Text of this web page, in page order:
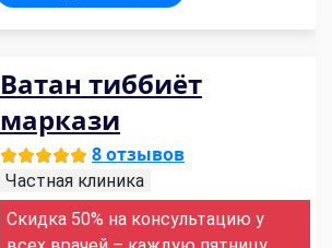
Ватан тиббиёт
маркази
8 отзывов
Частная клиника
Скидка 50% на консультацию у